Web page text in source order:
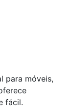
para móveis,
fácil.